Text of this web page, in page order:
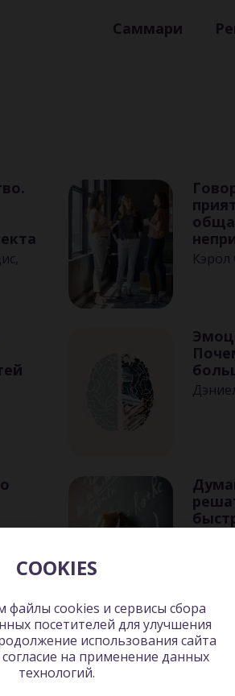
Саммари
и
Кейт
COOKIES
файлы cookies и сервисы сбора
посетителей для улучшения
использования сайта
на применение данных
технологий.